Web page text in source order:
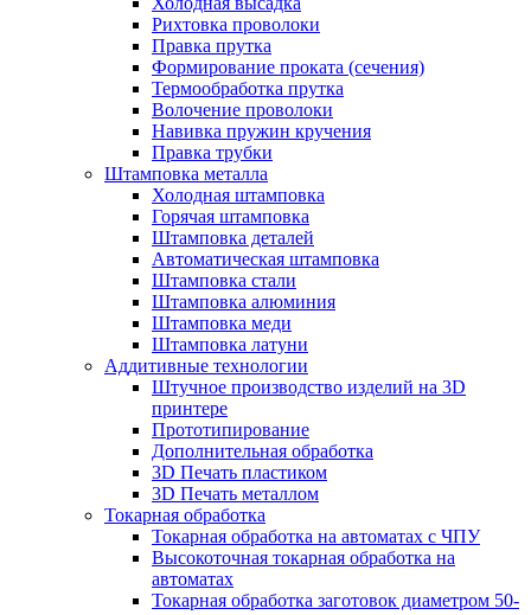
Рихтовка проволоки
Правка прутка
Формирование проката (сечения)
Термообработка прутка
Волочение проволоки
Навивка пружин кручения
Правка трубки
Штамповка металла
Холодная штамповка
Горячая штамповка
Штамповка деталей
Автоматическая штамповка
Штамповка стали
Штамповка алюминия
Штамповка меди
Штамповка латуни
Аддитивные технологии
Штучное производство изделий на 3D
принтере
Прототипирование
Дополнительная обработка
3D Печать пластиком
3D Печать металлом
Токарная обработка
Токарная обработка на автоматах с ЧПУ
Высокоточная токарная обработка на
автоматах
Токарная обработка заготовок диаметром 50-